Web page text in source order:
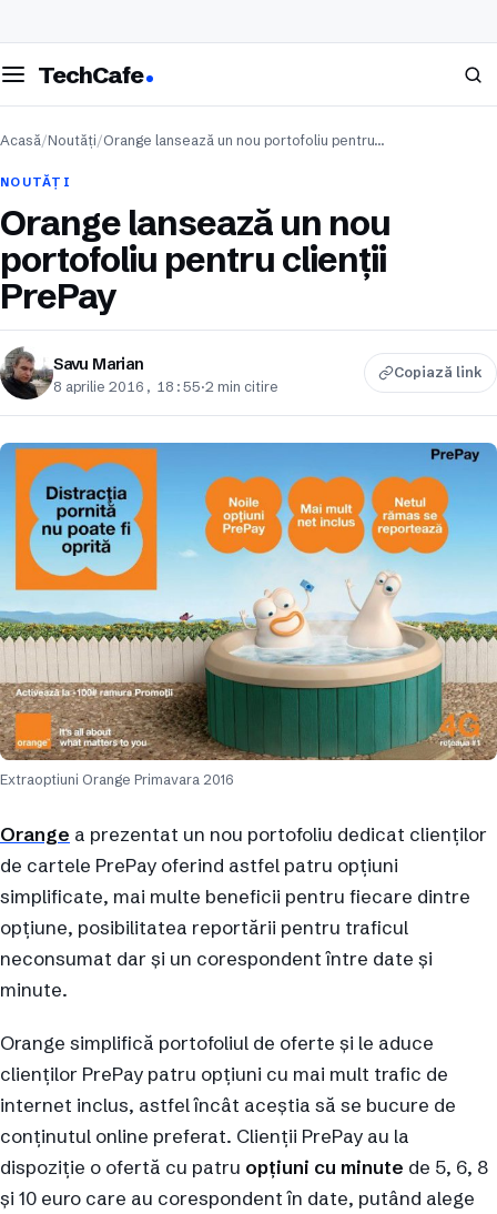
meniul
TechCafe Caută
Acasă/Noutăți/Orange lansează un nou portofoliu pentru…
NOUTĂȚI
Orange lansează un nou
portofoliu pentru clienții
PrePay
Savu Marian
8 aprilie 2016, 18:55·2 min citire
Copiază link
Extraoptiuni Orange Primavara 2016
Orange a prezentat un nou portofoliu dedicat clienților
de cartele PrePay oferind astfel patru opțiuni
simplificate, mai multe beneficii pentru fiecare dintre
opțiune, posibilitatea reportării pentru traficul
neconsumat dar și un corespondent între date și
minute.
Orange simplifică portofoliul de oferte și le aduce
clienților PrePay patru opțiuni cu mai mult trafic de
internet inclus, astfel încât aceștia să se bucure de
conținutul online preferat. Clienții PrePay au la
dispoziție o ofertă cu patru opțiuni cu minute de 5, 6, 8
și 10 euro care au corespondent în date, putând alege